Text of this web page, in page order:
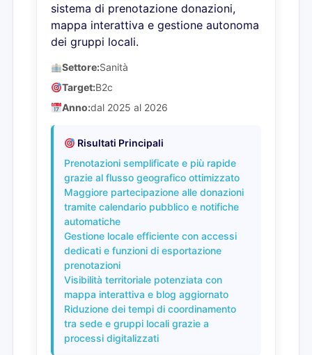
sistema di prenotazione donazioni,
mappa interattiva e gestione autonoma
dei gruppi locali.
Settore:Sanità
Target:B2c
Anno:dal 2025 al 2026
Risultati Principali
Prenotazioni semplificate e più rapide
grazie al flusso geografico ottimizzato
Maggiore partecipazione alle donazioni
tramite calendario pubblico e notifiche
automatiche
Gestione locale efficiente con accessi
dedicati e funzioni di esportazione
prenotazioni
Visibilità territoriale potenziata con
mappa interattiva e blog aggiornato
Riduzione dei tempi di coordinamento
tra sede e gruppi locali grazie a
processi digitalizzati